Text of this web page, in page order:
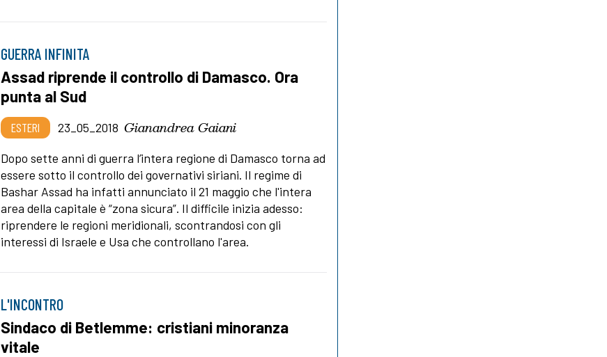
GUERRA INFINITA
Assad riprende il controllo di Damasco. Ora
punta al Sud
ESTERI 23_05_2018 Gianandrea Gaiani
Dopo sette anni di guerra l’intera regione di Damasco torna ad
essere sotto il controllo dei governativi siriani. Il regime di
Bashar Assad ha infatti annunciato il 21 maggio che l'intera
area della capitale è “zona sicura”. Il difficile inizia adesso:
riprendere le regioni meridionali, scontrandosi con gli
interessi di Israele e Usa che controllano l'area.
L'INCONTRO
Sindaco di Betlemme: cristiani minoranza
vitale